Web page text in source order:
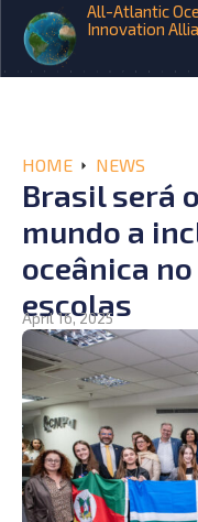
All-Atlantic
Innovation
HOME NEWS
Brasil será
mundo a
oceânica
escolas
April 16, 2025